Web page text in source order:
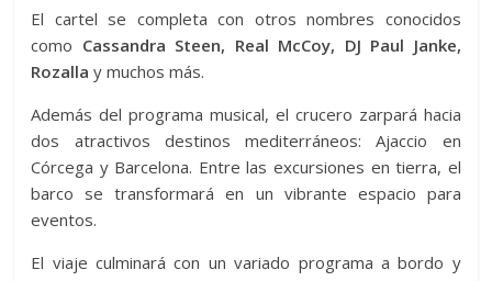
El cartel se completa con otros nombres conocidos
como Cassandra Steen, Real McCoy, DJ Paul Janke,
Rozalla y muchos más.
Además del programa musical, el crucero zarpará hacia
dos atractivos destinos mediterráneos: Ajaccio en
Córcega y Barcelona. Entre las excursiones en tierra, el
barco se transformará en un vibrante espacio para
eventos.
El viaje culminará con un variado programa a bordo y